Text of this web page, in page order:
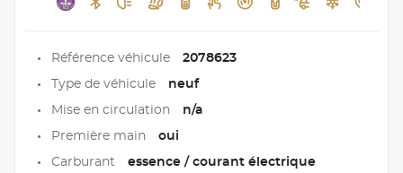
Référence véhicule 2078623
Type de véhicule neuf
Mise en circulation n/a
Première main oui
Carburant essence / courant électrique